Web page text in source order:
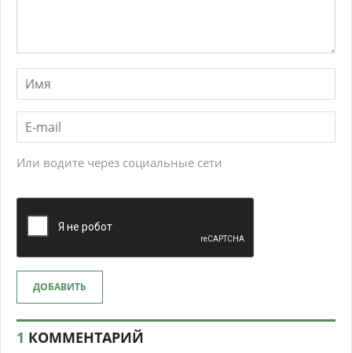
Или водите через социальные сети
ДОБАВИТЬ
1 КОММЕНТАРИЙ